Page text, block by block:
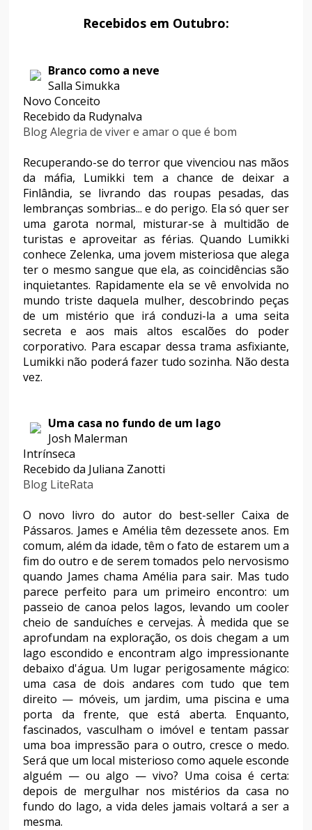
Recebidos em Outubro:
Branco como a neve
Salla Simukka
Novo Conceito
Recebido da Rudynalva
Blog Alegria de viver e amar o que é bom
Recuperando-se do terror que vivenciou nas mãos
da máfia, Lumikki tem a chance de deixar a
Finlândia, se livrando das roupas pesadas, das
lembranças sombrias... e do perigo. Ela só quer ser
uma garota normal, misturar-se à multidão de
turistas e aproveitar as férias. Quando Lumikki
conhece Zelenka, uma jovem misteriosa que alega
ter o mesmo sangue que ela, as coincidências são
inquietantes. Rapidamente ela se vê envolvida no
mundo triste daquela mulher, descobrindo peças
de um mistério que irá conduzi-la a uma seita
secreta e aos mais altos escalões do poder
corporativo. Para escapar dessa trama asfixiante,
Lumikki não poderá fazer tudo sozinha. Não desta
vez.
Uma casa no fundo de um lago
Josh Malerman
Intrínseca
Recebido da Juliana Zanotti
Blog LiteRata
O novo livro do autor do best-seller Caixa de
Pássaros. James e Amélia têm dezessete anos. Em
comum, além da idade, têm o fato de estarem um a
fim do outro e de serem tomados pelo nervosismo
quando James chama Amélia para sair. Mas tudo
parece perfeito para um primeiro encontro: um
passeio de canoa pelos lagos, levando um cooler
cheio de sanduíches e cervejas. À medida que se
aprofundam na exploração, os dois chegam a um
lago escondido e encontram algo impressionante
debaixo d'água. Um lugar perigosamente mágico:
uma casa de dois andares com tudo que tem
direito — móveis, um jardim, uma piscina e uma
porta da frente, que está aberta. Enquanto,
fascinados, vasculham o imóvel e tentam passar
uma boa impressão para o outro, cresce o medo.
Será que um local misterioso como aquele esconde
alguém — ou algo — vivo? Uma coisa é certa:
depois de mergulhar nos mistérios da casa no
fundo do lago, a vida deles jamais voltará a ser a
mesma.